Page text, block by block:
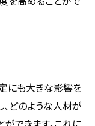
にも大きな影響を
どのような人材が